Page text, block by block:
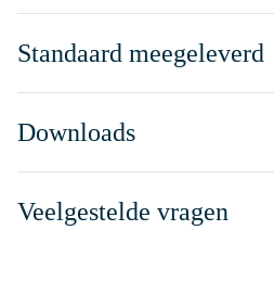
Standaard meegeleverd
Downloads
Veelgestelde vragen